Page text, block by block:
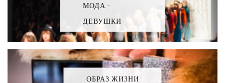
МОДА -
ДЕВУШКИ
ОБРАЗ ЖИЗНИ